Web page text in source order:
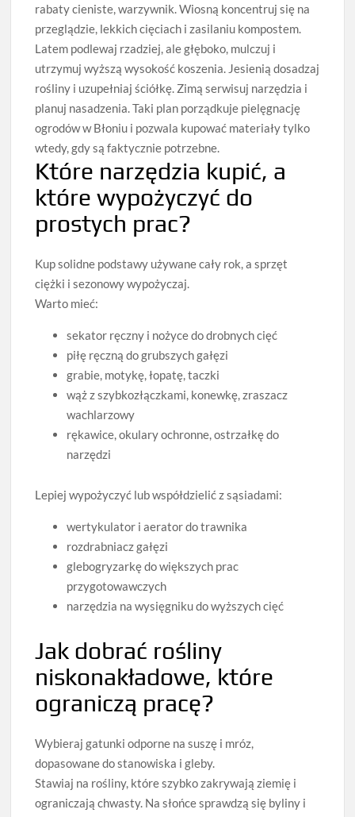
rabaty cieniste, warzywnik. Wiosną koncentruj się na
przeglądzie, lekkich cięciach i zasilaniu kompostem.
Latem podlewaj rzadziej, ale głęboko, mulczuj i
utrzymuj wyższą wysokość koszenia. Jesienią dosadzaj
rośliny i uzupełniaj ściółkę. Zimą serwisuj narzędzia i
planuj nasadzenia. Taki plan porządkuje pielęgnację
ogrodów w Błoniu i pozwala kupować materiały tylko
wtedy, gdy są faktycznie potrzebne.
Które narzędzia kupić, a
które wypożyczyć do
prostych prac?
Kup solidne podstawy używane cały rok, a sprzęt
ciężki i sezonowy wypożyczaj.
Warto mieć:
sekator ręczny i nożyce do drobnych cięć
piłę ręczną do grubszych gałęzi
grabie, motykę, łopatę, taczki
wąż z szybkozłączkami, konewkę, zraszacz
wachlarzowy
rękawice, okulary ochronne, ostrzałkę do
narzędzi
Lepiej wypożyczyć lub współdzielić z sąsiadami:
wertykulator i aerator do trawnika
rozdrabniacz gałęzi
glebogryzarkę do większych prac
przygotowawczych
narzędzia na wysięgniku do wyższych cięć
Jak dobrać rośliny
niskonakładowe, które
ograniczą pracę?
Wybieraj gatunki odporne na suszę i mróz,
dopasowane do stanowiska i gleby.
Stawiaj na rośliny, które szybko zakrywają ziemię i
ograniczają chwasty. Na słońce sprawdzą się byliny i